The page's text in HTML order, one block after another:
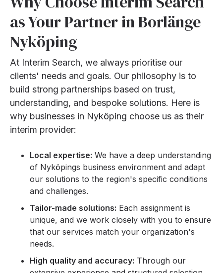
as Your Partner in Borlänge
Nyköping
At Interim Search, we always prioritise our
clients' needs and goals. Our philosophy is to
build strong partnerships based on trust,
understanding, and bespoke solutions. Here is
why businesses in Nyköping choose us as their
interim provider:
Local expertise: We have a deep understanding
of Nyköpings business environment and adapt
our solutions to the region's specific conditions
and challenges.
Tailor-made solutions: Each assignment is
unique, and we work closely with you to ensure
that our services match your organization's
needs.
High quality and accuracy: Through our